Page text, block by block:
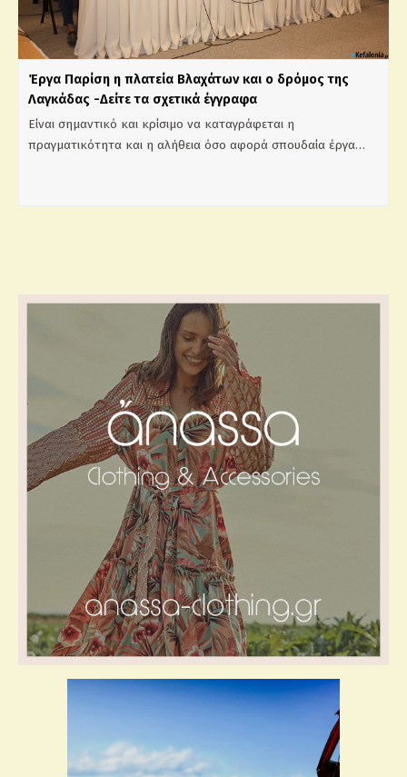
Έργα Παρίση η πλατεία Βλαχάτων και ο δρόμος της
Λαγκάδας -Δείτε τα σχετικά έγγραφα
Είναι σημαντικό και κρίσιμο να καταγράφεται η
πραγματικότητα και η αλήθεια όσο αφορά σπουδαία έργα…